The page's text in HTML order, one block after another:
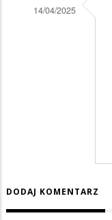
14/04/2025
10
konfiarzy
DODAJ KOMENTARZ